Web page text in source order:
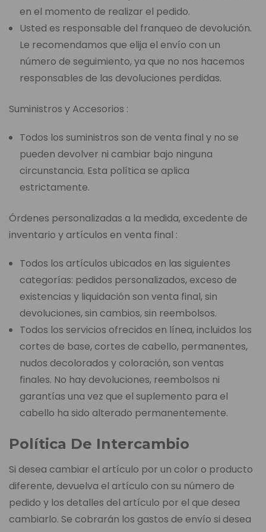
en el momento de realizar el pedido.
Usted es responsable del franqueo de devolución.
Le recomendamos que elija el envío con un
número de seguimiento, ya que no nos hacemos
responsables de las devoluciones perdidas.
Suministros y Accesorios :
Todos los suministros son de venta final y no se
pueden devolver ni cambiar bajo ninguna
circunstancia. Esta política se aplica
estrictamente.
Órdenes personalizadas a la medida, excedente de
inventario y artículos en venta final :
Todos los artículos ubicados en las siguientes
categorías: pedidos personalizados, exceso de
existencias y liquidación son venta final, sin
devoluciones, sin cambios, sin reembolsos.
Todos los servicios ofrecidos en línea, incluidos los
cortes de base, cortes de cabello, permanentes,
nudos decolorados y coloración, son ventas
finales. No hay devoluciones, reembolsos ni
garantías una vez que el suplemento para el
cabello ha sido alterado permanentemente.
Política De Intercambio
Si desea cambiar el artículo por un color o producto
diferente, devuelva el artículo con su número de
pedido y los detalles del artículo por el que desea
cambiarlo. Se cobrarán los gastos de envío si desea